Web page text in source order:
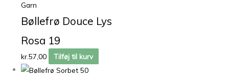
Garn
Bøllefrø Douce Lys
Rosa 19
kr.57,00 Tilføj til kurv